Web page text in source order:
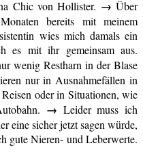
Chic von Hollister. → Über
bereits mit meinem
wies mich damals ein
es mit ihr gemeinsam aus.
wenig Restharn in der Blase
nur in Ausnahmefällen in
oder in Situationen, wie
→ Leider muss ich
eine sicher jetzt sagen würde,
gute Nieren- und Leberwerte.